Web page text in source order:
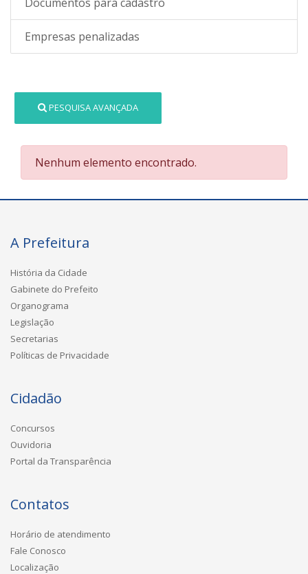
Empresas penalizadas
PESQUISA AVANÇADA
Nenhum elemento encontrado.
A Prefeitura
História da Cidade
Gabinete do Prefeito
Organograma
Legislação
Secretarias
Políticas de Privacidade
Cidadão
Concursos
Ouvidoria
Portal da Transparência
Contatos
Horário de atendimento
Fale Conosco
Localização